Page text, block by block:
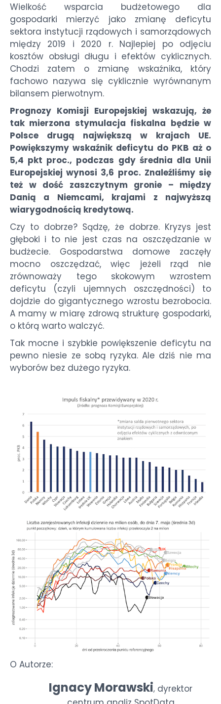
Wielkość wsparcia budżetowego dla
gospodarki mierzyć jako zmianę deficytu
sektora instytucji rządowych i samorządowych
między 2019 i 2020 r. Najlepiej po odjęciu
kosztów obsługi długu i efektów cyklicznych.
Chodzi zatem o zmianę wskaźnika, który
fachowo nazywa się cyklicznie wyrównanym
bilansem pierwotnym.
Prognozy Komisji Europejskiej wskazują, że
tak mierzona stymulacja fiskalna będzie w
Polsce drugą największą w krajach UE.
Powiększymy wskaźnik deficytu do PKB aż o
5,4 pkt proc., podczas gdy średnia dla Unii
Europejskiej wynosi 3,6 proc. Znaleźliśmy się
też w dość zaszczytnym gronie – między
Danią a Niemcami, krajami z najwyższą
wiarygodnością kredytową.
Czy to dobrze? Sądzę, że dobrze. Kryzys jest
głęboki i to nie jest czas na oszczędzanie w
budżecie. Gospodarstwa domowe zaczęły
mocno oszczędzać, więc jeżeli rząd nie
zrównoważy tego skokowym wzrostem
deficytu (czyli ujemnych oszczędności) to
dojdzie do gigantycznego wzrostu bezrobocia.
A mamy w miarę zdrową strukturę gospodarki,
o którą warto walczyć.
Tak mocne i szybkie powiększenie deficytu na
pewno niesie ze sobą ryzyka. Ale dziś nie ma
wyborów bez dużego ryzyka.
O Autorze:
Ignacy Morawski, dyrektor